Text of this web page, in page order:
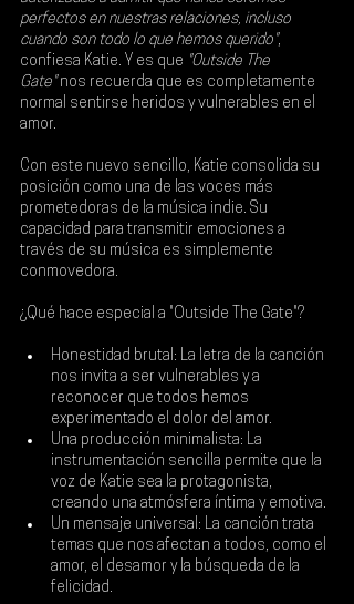
perfectos en nuestras relaciones, incluso
cuando son todo lo que hemos querido",
confiesa Katie. Y es que "Outside The
Gate" nos recuerda que es completamente
normal sentirse heridos y vulnerables en el
amor.
Con este nuevo sencillo, Katie consolida su
posición como una de las voces más
prometedoras de la música indie. Su
capacidad para transmitir emociones a
través de su música es simplemente
conmovedora.
¿Qué hace especial a "Outside The Gate"?
Honestidad brutal: La letra de la canción
nos invita a ser vulnerables y a
reconocer que todos hemos
experimentado el dolor del amor.
Una producción minimalista: La
instrumentación sencilla permite que la
voz de Katie sea la protagonista,
creando una atmósfera íntima y emotiva.
Un mensaje universal: La canción trata
temas que nos afectan a todos, como el
amor, el desamor y la búsqueda de la
felicidad.